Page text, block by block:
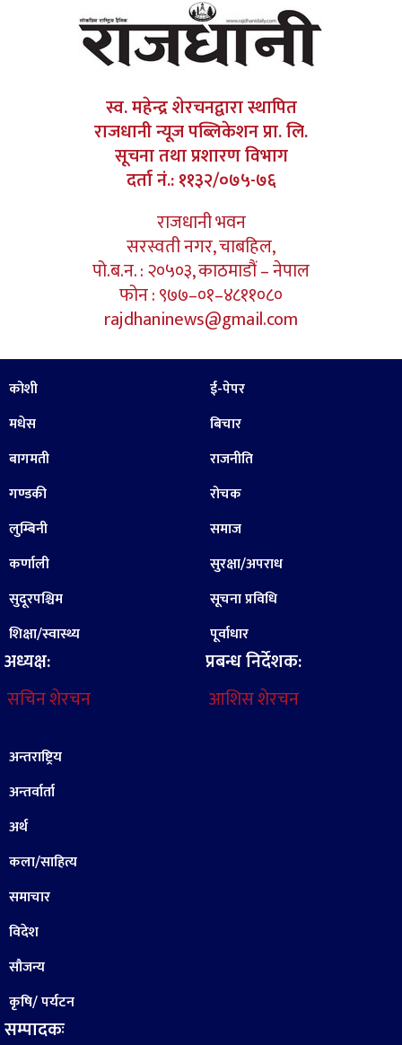
स्व. महेन्द्र शेरचनद्वारा स्थापित
राजधानी न्यूज पब्लिकेशन प्रा. लि.
सूचना तथा प्रशारण विभाग
दर्ता नं.: ११३२/०७५-७६
राजधानी भवन
सरस्वती नगर, चाबहिल,
पो.ब.न. : २०५०३, काठमाडौं – नेपाल
फोन : ९७७–०१–४८११०८०
rajdhaninews@gmail.com
कोशी
मधेस
बागमती
गण्डकी
लुम्बिनी
कर्णाली
सुदूरपश्चिम
शिक्षा/स्वास्थ्य
अध्यक्ष:
सचिन शेरचन
ई-पेपर
बिचार
राजनीति
रोचक
समाज
सुरक्षा/अपराध
सूचना प्रविधि
पूर्वाधार
प्रबन्ध निर्देशक:
आशिस शेरचन
अन्तराष्ट्रिय
अन्तर्वार्ता
अर्थ
कला/साहित्य
समाचार
विदेश
सौजन्य
कृषि/ पर्यटन
सम्पादकः